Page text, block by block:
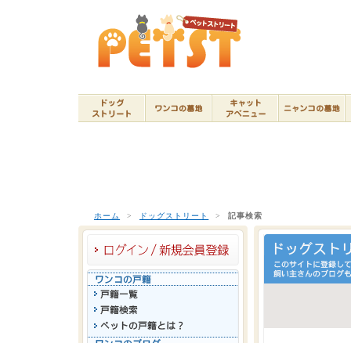
ホーム > ドッグストリート > 記事検索